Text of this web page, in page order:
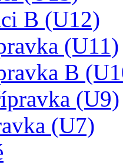
B (U12)
(U11)
B
(U9)
(U7)